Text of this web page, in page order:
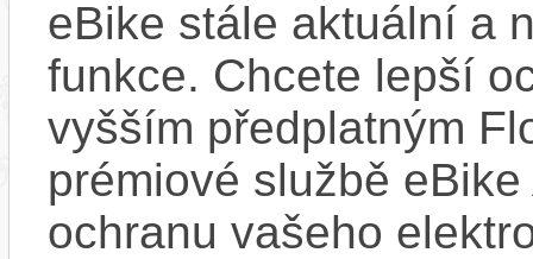
eBike stále aktuální a
funkce. Chcete lepší
vyšším předplatným
prémiové službě
ochranu vašeho